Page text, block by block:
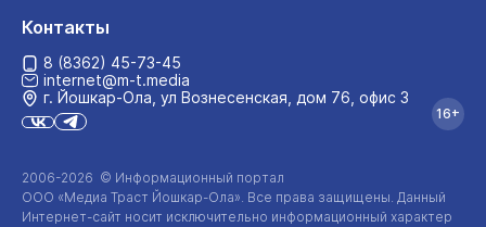
2006-2026 © Информационный портал
ООО «Медиа Траст Йошкар-Ола». Все права защищены. Данный
Интернет-сайт носит исключительно информационный характер
Контакты
8 (8362) 45-73-45
internet@m-t.media
г. Йошкар‑Ола, ул Вознесенская, дом 76, офис 3
16+